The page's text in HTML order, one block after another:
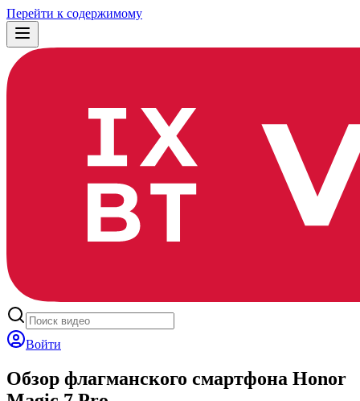
Перейти к содержимому
Войти
Обзор флагманского смартфона Honor